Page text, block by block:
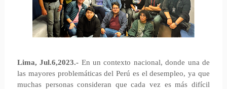
Lima, Jul.6,2023.- En un contexto nacional, donde una de
las mayores problemáticas del Perú es el desempleo, ya que
muchas personas consideran que cada vez es más difícil